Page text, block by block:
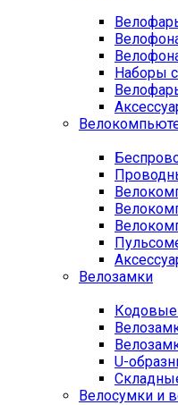
Наборы
Велозамки
U-
Велосумки и